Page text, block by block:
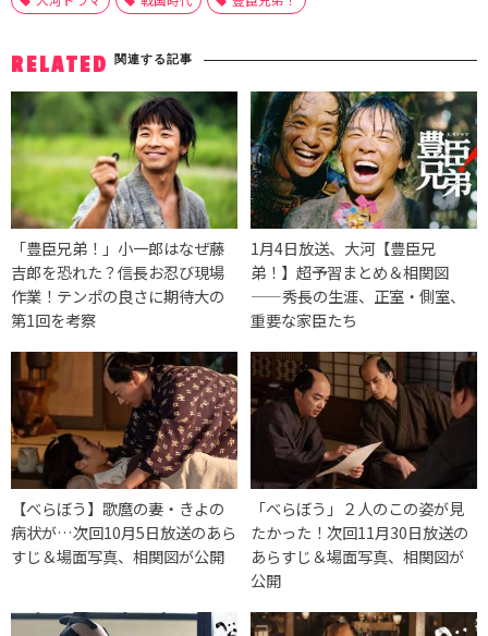
RELATED 関連する記事
「豊臣兄弟！」小一郎はなぜ藤
吉郎を恐れた？信長お忍び現場
作業！テンポの良さに期待大の
第1回を考察
1月4日放送、大河【豊臣兄
弟！】超予習まとめ＆相関図
——秀長の生涯、正室・側室、
重要な家臣たち
【べらぼう】歌麿の妻・きよの
病状が…次回10月5日放送のあら
すじ＆場面写真、相関図が公開
「べらぼう」２人のこの姿が見
たかった！次回11月30日放送の
あらすじ＆場面写真、相関図が
公開